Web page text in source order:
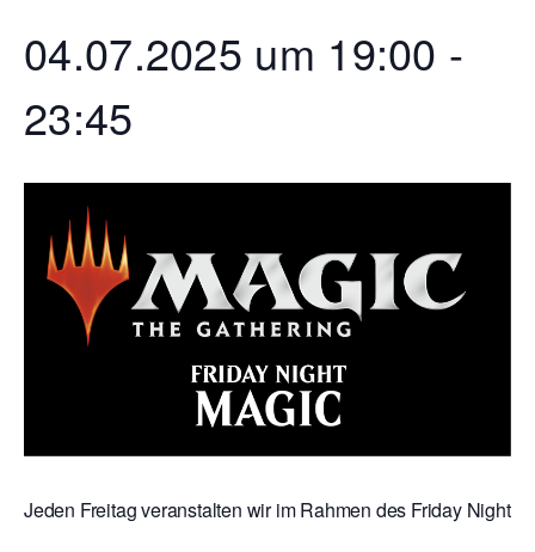
04.07.2025 um 19:00 -
23:45
Jeden Freitag veranstalten wir im Rahmen des Friday Night